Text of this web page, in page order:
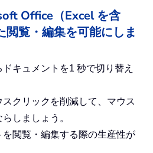
Office（Excel を含
閲覧・編集を可能にしま
キュメントを1 秒で切り替え
クリックを削減して、マウス
しましょう。
閲覧・編集する際の生産性が